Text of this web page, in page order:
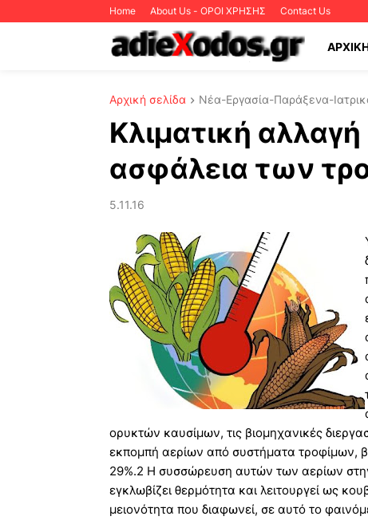
Home About Us - ΟΡΟΙ ΧΡΗΣΗΣ Contact Us
Αρχική σελίδα Νέα-Εργασία-Παράξενα-
Κλιματική
ασφάλεια των
5.11.16
ορυκτών καυσίμων, τις βιομηχανικές
εκπομπή αερίων από συστήματα τροφίμων,
29%.2 Η συσσώρευση αυτών των αερίων
εγκλωβίζει θερμότητα και λειτουργεί ως
μειονότητα που διαφωνεί, σε αυτό το